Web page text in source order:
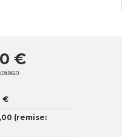
€
€
(remise: